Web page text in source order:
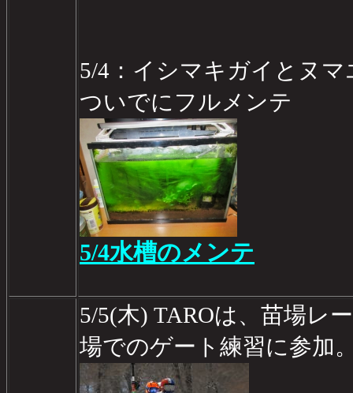
5/4：イシマキガイとヌ
ついでにフルメンテ
5/4水槽のメンテ
5/5(木) TAROは、苗場レ
場でのゲート練習に参加